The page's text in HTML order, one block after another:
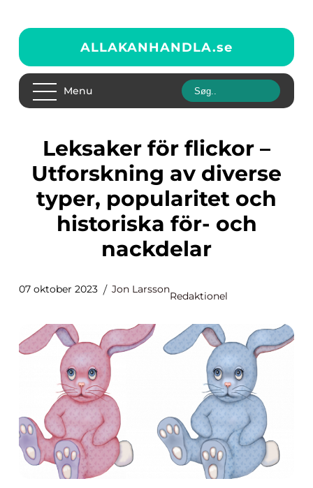
ALLAKANHANDLA.se
Menu
Leksaker för flickor –
Utforskning av diverse
typer, popularitet och
historiska för- och
nackdelar
07 oktober 2023 Jon Larsson
Redaktionel